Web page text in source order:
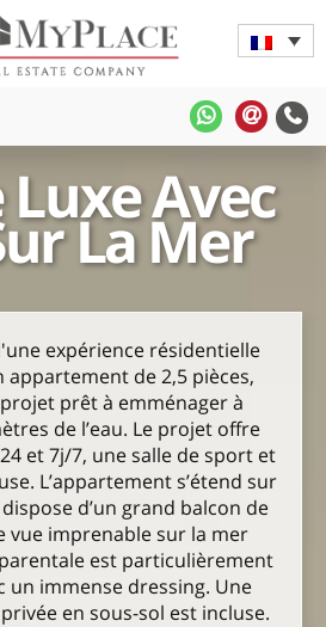
MyPlace
-
-
Rapide
Luxe Avec
La Mer
expérience résidentielle
appartement de 2,5 pièces,
prêt à emménager à
de l’eau. Le projet offre
et 7j/7, une salle de sport et
L’appartement s’étend sur
d’un grand balcon de
vue imprenable sur la mer
est particulièrement
un immense dressing. Une
en sous-sol est incluse.